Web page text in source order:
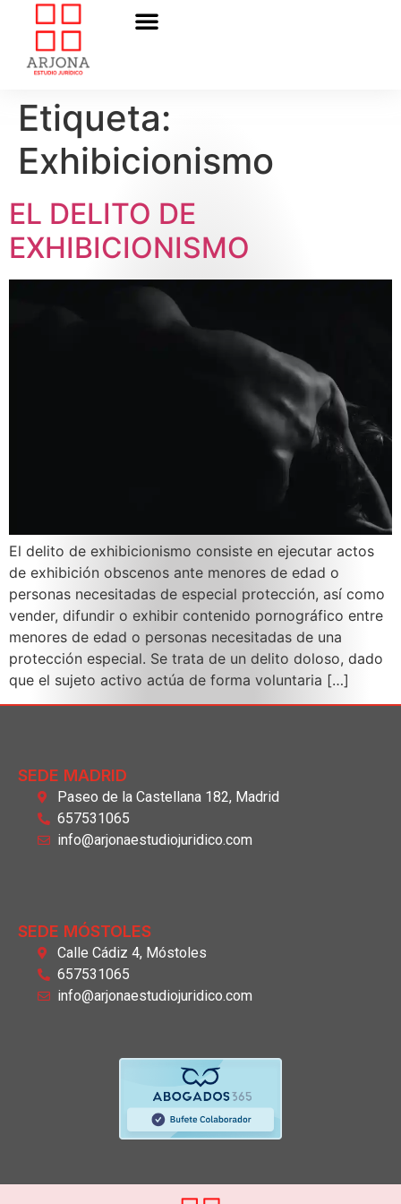
Etiqueta:
Exhibicionismo
EL DELITO DE
EXHIBICIONISMO
El delito de exhibicionismo consiste en ejecutar actos
de exhibición obscenos ante menores de edad o
personas necesitadas de especial protección, así como
vender, difundir o exhibir contenido pornográfico entre
menores de edad o personas necesitadas de una
protección especial. Se trata de un delito doloso, dado
que el sujeto activo actúa de forma voluntaria […]
SEDE MADRID
Paseo de la Castellana 182, Madrid
657531065
info@arjonaestudiojuridico.com
SEDE MÓSTOLES
Calle Cádiz 4, Móstoles
657531065
info@arjonaestudiojuridico.com